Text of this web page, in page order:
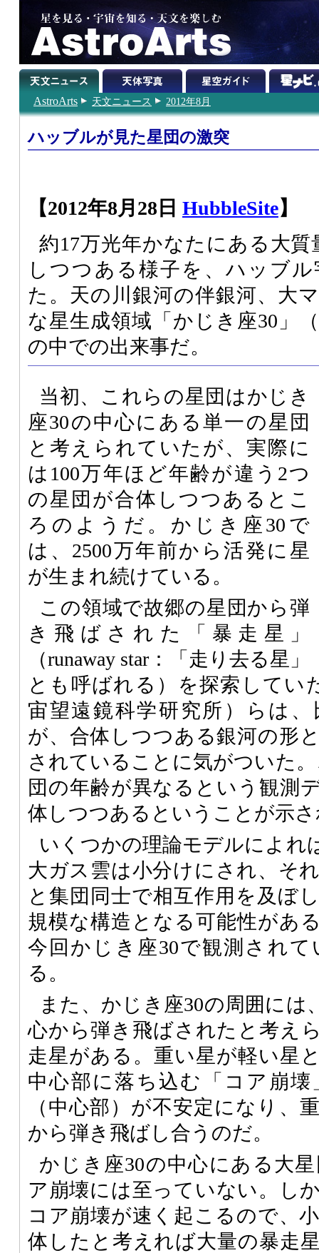
AstroArts 天文ニュース 2012年8月
ハッブルが見た星団の激突
【2012年8月28日 HubbleSite】
約17万光年かなたにある大
しつつある様子を、ハッブ
た。天の川銀河の伴銀河、大
な星生成領域「かじき座30」
の中での出来事だ。
当初、これらの星団はかじき
座30の中心にある単一の星団
と考えられていたが、実際に
は100万年ほど年齢が違う2つ
の星団が合体しつつあるとこ
ろのようだ。かじき座30で
は、2500万年前から活発に星
が生まれ続けている。
この領域で故郷の星団から弾
き飛ばされた「暴走星」
（runaway star：「走り去る星」
とも呼ばれる）を探索してい
宙望遠鏡科学研究所）らは
が、合体しつつある銀河の形
されていることに気がついた
団の年齢が異なるという観測
体しつつあるということが示
いくつかの理論モデルによれ
大ガス雲は小分けにされ、そ
と集団同士で相互作用を及ぼ
規模な構造となる可能性があ
今回かじき座30で観測され
る。
また、かじき座30の周囲には
心から弾き飛ばされたと考え
走星がある。重い星が軽い星
中心部に落ち込む「コア崩
（中心部）が不安定になり、
から弾き飛ばし合うのだ。
かじき座30の中心にある大
ア崩壊には至っていない。し
コア崩壊が速く起こるので、
体したと考えれば大量の暴走